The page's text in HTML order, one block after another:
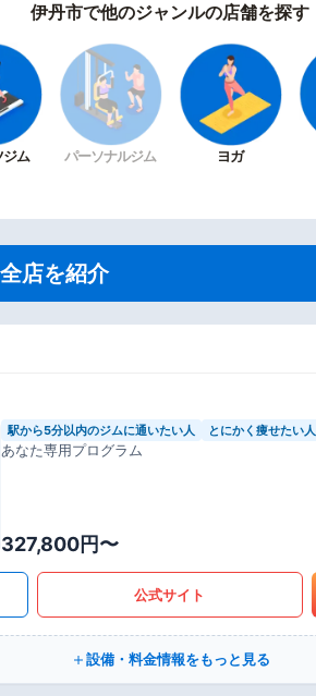
伊丹市で他のジャンルの店舗を探す
ジム パーソナルジム ヨガ
店を紹介
駅から5分以内のジムに通いたい人 とにかく痩せたい人
あなた専用プログラム
327,800円〜
公式サイト
設備・料金情報をもっと見る